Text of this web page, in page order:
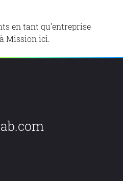
en tant qu’entreprise
Mission ici.